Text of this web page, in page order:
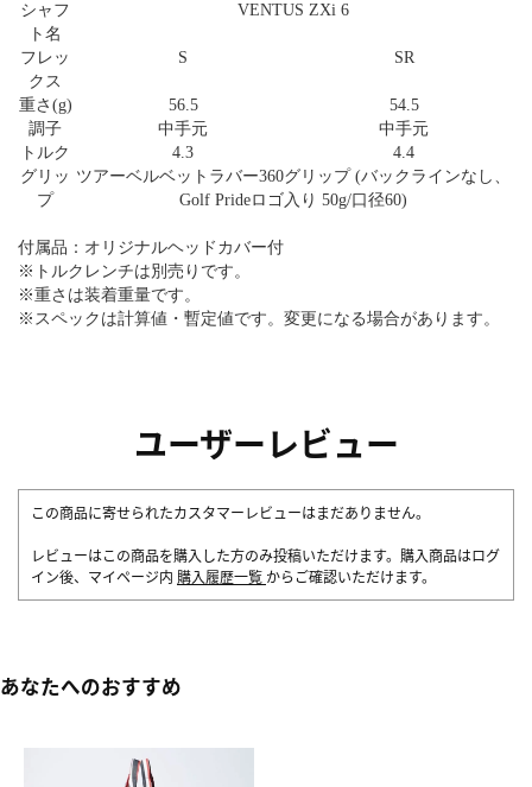
シャフ
ト名
VENTUS ZXi 6
フレッ
クス
S SR
重さ(g) 56.5
54.5
調子
中手元
中手元
トルク
4.3
4.4
グリッ
プ
ツアーベルベットラバー360グリップ (バックラインなし、
Golf Prideロゴ入り 50g/口径60)
付属品：オリジナルヘッドカバー付
※トルクレンチは別売りです。
※重さは装着重量です。
※スペックは計算値・暫定値です。変更になる場合があります。
ユーザーレビュー
この商品に寄せられたカスタマーレビューはまだありません。
レビューはこの商品を購入した方のみ投稿いただけます。購入商品はログ
イン後、マイページ内 購入履歴一覧 からご確認いただけます。
あなたへのおすすめ